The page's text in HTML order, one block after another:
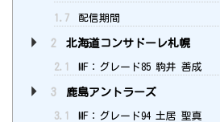
1.7 配信期間
2 北海道コンサドーレ札幌
2.1 MF：グレード85 駒井 善成
3 鹿島アントラーズ
3.1 MF：グレード94 土居 聖真